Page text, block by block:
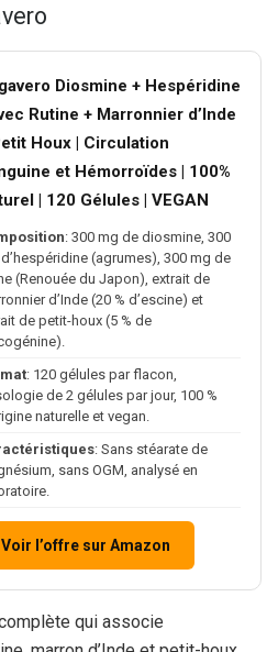
Diosmine + Hespéridine
Rutine + Marronnier d’Inde
Houx | Circulation
et Hémorroïdes | 100%
| 120 Gélules | VEGAN
: 300 mg de diosmine, 300
(agrumes), 300 mg de
(Renouée du Japon), extrait de
d’Inde (20 % d’escine) et
de petit-houx (5 % de
: 120 gélules par flacon,
de 2 gélules par jour, 100 %
naturelle et vegan.
: Sans stéarate de
sans OGM, analysé en
Voir l’offre sur Amazon
qui associe